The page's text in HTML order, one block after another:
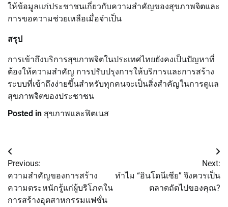
ให้ข้อมูลแก่ประชาชนเกี่ยวกับความสำคัญของสุขภาพจิตและ
การขอความช่วยเหลือเมื่อจำเป็น
สรุป
การเข้าถึงบริการสุขภาพจิตในประเทศไทยยังคงเป็นปัญหาที่
ต้องให้ความสำคัญ การปรับปรุงการให้บริการและการสร้าง
ระบบที่เข้าถึงง่ายขึ้นสำหรับทุกคนจะเป็นสิ่งสำคัญในการดูแล
สุขภาพจิตของประชาชน
Posted in สุขภาพและฟิตเนส
Post
navigation
Previous:
ความสำคัญของการสร้าง
ความตระหนักรู้แก่ผู้บริโภคใน
การสร้างอุตสาหกรรมแฟชั่น
Next:
ทำไม “อินโดนีเซีย” จึงควรเป็น
ตลาดถัดไปของคุณ?